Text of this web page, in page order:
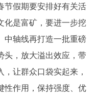
PORTUGUÊS
节假期要安排好有关活
化是富矿，要进一步挖
中轴线再打造一批重磅
头，放大溢出效应，带
让群众口袋实起来，
性作用，保持强度、优